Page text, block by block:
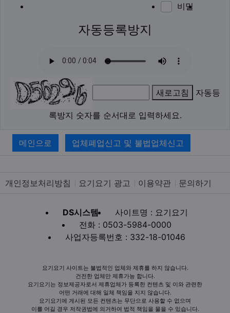
비밀
자동등록방지
새로고침 자동등
록방지 숫자를 순서대로 입력하세요.
메인으로 업체폐업신고 및 불법업체신고
개인정보처리방침 요기요기 광고 이용약관 문의하기
DS시스템
사이트명 : 요기요기
전화 : 0503-5984-0000
사업자등록번호 : 332-18-01046
요기요기 사이트는 불법적인 업체와 제휴를 하지 않습니다.
건전한 업체만 제휴가능 합니다.
요기요기는 정보제공자로서 제휴업체가 등록한 컨텐츠 및 이와 관련한
어떤 거래에 대해 일체 책임을 지지 않습니다.
요기요기에 게시된 모든 컨텐츠는 무단으로 사용할 수 없으며
이를 어길 경우 저작권법에 의거하여 법적 책임을 물을 수 있습니다.